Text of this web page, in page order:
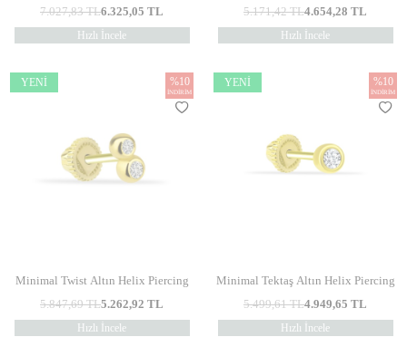
7.027,83TL6.325,05 TL
Hızlı İncele
5.171,42TL4.654,28 TL
Hızlı İncele
YENI %10
İNDIRIM
Minimal Twist Altın Helix Piercing
5.847,69TL5.262,92 TL
Hızlı İncele
YENI %10
İNDIRIM
Minimal Tektaş Altın Helix Piercing
5.499,61TL4.949,65 TL
Hızlı İncele